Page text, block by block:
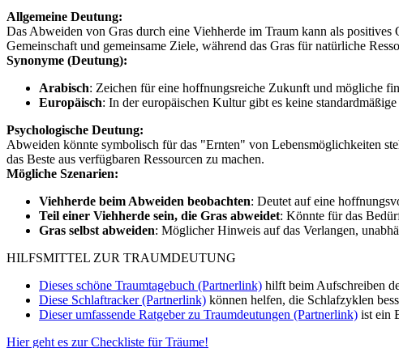
Allgemeine Deutung:
Das Abweiden von Gras durch eine Viehherde im Traum kann als
Gemeinschaft und gemeinsame Ziele, während das Gras für natürliche
Synonyme (Deutung):
Arabisch: Zeichen für eine hoffnungsreiche Zukunft und mögliche
Europäisch: In der europäischen Kultur gibt es keine
Psychologische Deutung:
Abweiden könnte symbolisch für das "Ernten" von Lebensmöglichkeiten
das Beste aus verfügbaren Ressourcen zu machen.
Mögliche Szenarien:
Viehherde beim Abweiden beobachten: Deutet auf eine
Teil einer Viehherde sein, die Gras abweidet: Könnte für das
Gras selbst abweiden: Möglicher Hinweis auf das Verlangen,
HILFSMITTEL ZUR TRAUMDEUTUNG
Dieses schöne Traumtagebuch (Partnerlink) hilft beim Aufschreiben
Diese Schlaftracker (Partnerlink) können helfen, die Schlafzyklen
Dieser umfassende Ratgeber zu Traumdeutungen (Partnerlink) ist ein
Hier geht es zur Checkliste für Träume!